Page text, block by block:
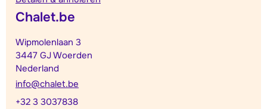
Chalet.be
Wipmolenlaan 3
3447 GJ Woerden
Nederland
info@chalet.be
+32 3 3037838